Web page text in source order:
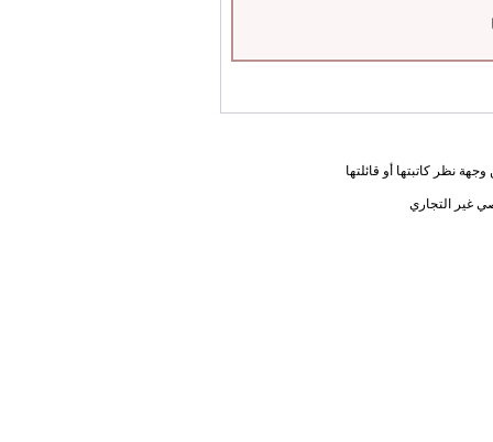
نظر كاتبتها أو قائلتها
غير التجاري